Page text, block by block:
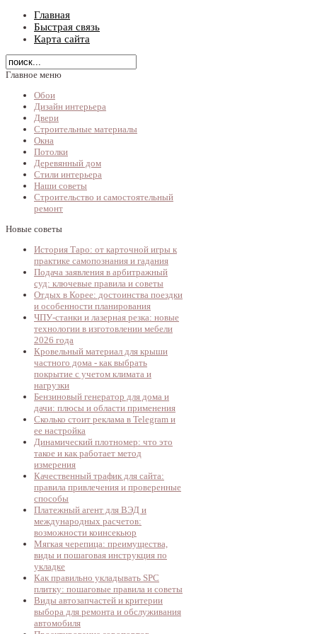
Главная
Быстрая связь
Карта сайта
Главное меню
Обои
Дизайн интерьера
Двери
Строительные материалы
Окна
Потолки
Деревянный дом
Стили интерьера
Наши советы
Строительство и самостоятельный
ремонт
Новые советы
История Таро: от карточной игры к
практике самопознания и гадания
Подача заявления в арбитражный
суд: ключевые правила и советы
Отдых в Корее: достоинства поездки
и особенности планирования
ЧПУ-станки и лазерная резка: новые
технологии в изготовлении мебели
2026 года
Кровельный материал для крыши
частного дома - как выбрать
покрытие с учетом климата и
нагрузки
Бензиновый генератор для дома и
дачи: плюсы и области применения
Сколько стоит реклама в Telegram и
ее настройка
Динамический плотномер: что это
такое и как работает метод
измерения
Качественный трафик для сайта:
правила привлечения и проверенные
способы
Платежный агент для ВЭД и
международных расчетов:
возможности коинсекьюр
Мягкая черепица: преимущества,
виды и пошаговая инструкция по
укладке
Как правильно укладывать SPC
плитку: пошаговые правила и советы
Виды автозапчастей и критерии
выбора для ремонта и обслуживания
автомобиля